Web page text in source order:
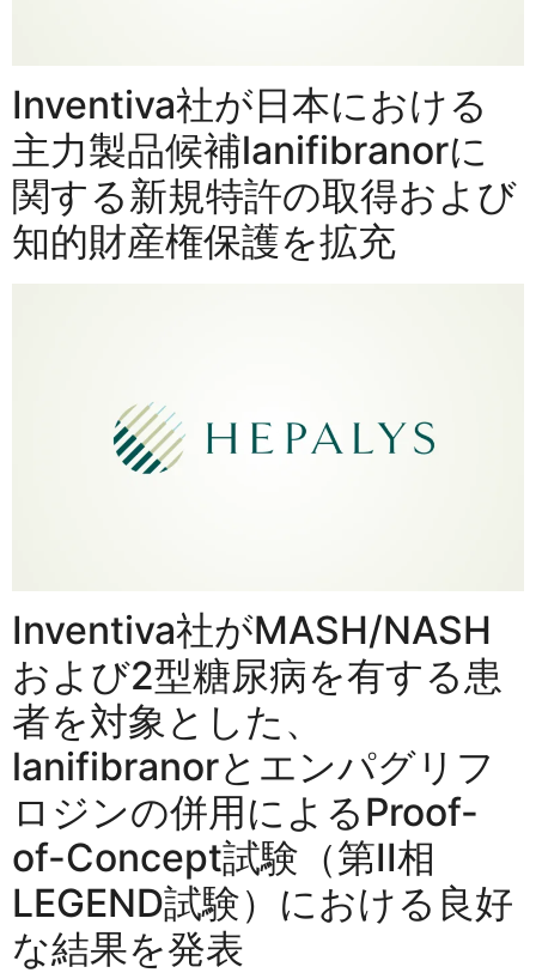
Inventiva社が日本における
主力製品候補lanifibranorに
関する新規特許の取得および
知的財産権保護を拡充
Inventiva社がMASH/NASH
および2型糖尿病を有する患
者を対象とした、
lanifibranorとエンパグリフ
ロジンの併用によるProof-
of-Concept試験（第II相
LEGEND試験）における良好
な結果を発表